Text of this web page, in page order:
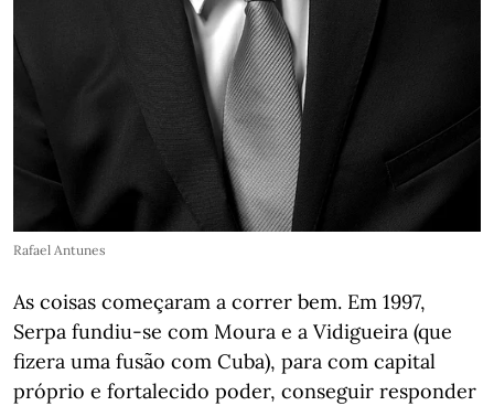
Rafael Antunes
As coisas começaram a correr bem. Em 1997,
Serpa fundiu-se com Moura e a Vidigueira (que
fizera uma fusão com Cuba), para com capital
próprio e fortalecido poder, conseguir responder